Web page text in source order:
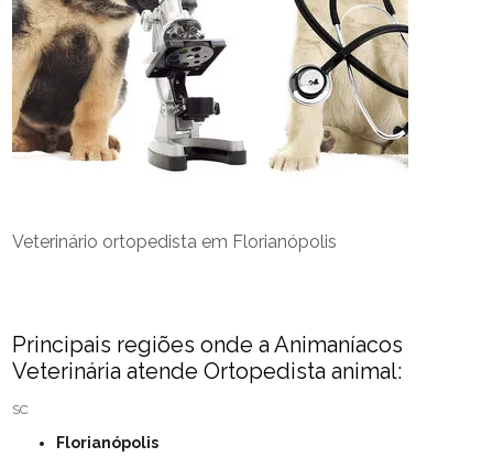
Veterinário ortopedista em Florianópolis
Principais regiões onde a Animaníacos
Veterinária atende Ortopedista animal:
SC
Florianópolis